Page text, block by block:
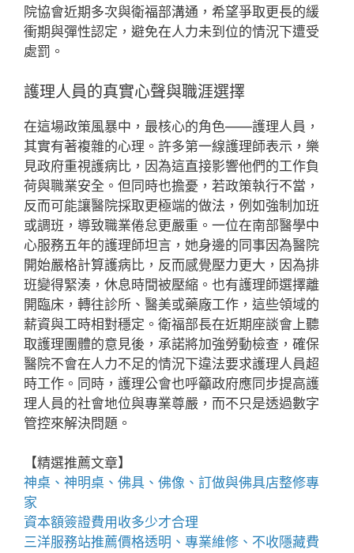
院協會近期多次與衛福部溝通，希望爭取更長的緩
衝期與彈性認定，避免在人力未到位的情況下遭受
處罰。
護理人員的真實心聲與職涯選擇
在這場政策風暴中，最核心的角色——護理人員，
其實有著複雜的心理。許多第一線護理師表示，樂
見政府重視護病比，因為這直接影響他們的工作負
荷與職業安全。但同時也擔憂，若政策執行不當，
反而可能讓醫院採取更極端的做法，例如強制加班
或調班，導致職業倦怠更嚴重。一位在南部醫學中
心服務五年的護理師坦言，她身邊的同事因為醫院
開始嚴格計算護病比，反而感覺壓力更大，因為排
班變得緊湊，休息時間被壓縮。也有護理師選擇離
開臨床，轉往診所、醫美或藥廠工作，這些領域的
薪資與工時相對穩定。衛福部長在近期座談會上聽
取護理團體的意見後，承諾將加強勞動檢查，確保
醫院不會在人力不足的情況下違法要求護理人員超
時工作。同時，護理公會也呼籲政府應同步提高護
理人員的社會地位與專業尊嚴，而不只是透過數字
管控來解決問題。
【精選推薦文章】
神桌、 神明桌 、 佛具 、佛像、訂做與佛具店整修專
家
資本額簽證費用 收多少才合理
三洋服務站推薦價格透明、專業維修、不收隱藏費